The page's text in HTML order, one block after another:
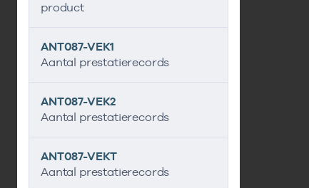
product
ANT087-VEK1
Aantal prestatierecords
ANT087-VEK2
Aantal prestatierecords
ANT087-VEKT
Aantal prestatierecords